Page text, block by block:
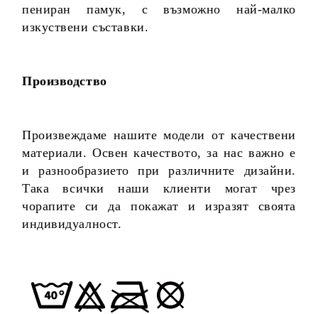
пениран памук, с възможно най-малко
изкуствени съставки.
Производство
Произвеждаме нашите модели от качествени
материали. Освен качеството, за нас важно е
и разнообразието при различните дизайни.
Така всички наши клиенти могат чрез
чорапите си да покажат и изразят своята
индивидуалност.